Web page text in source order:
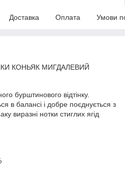
Доставка Оплата Умови
КОНЬЯК МИГДАЛЕВИЙ
бурштинового відтінку.
в балансі і добре поєднується з
виразні нотки стиглих ягід